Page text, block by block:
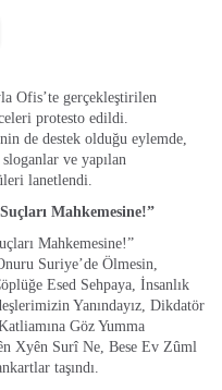
Ofis’te gerçekleştirilen
protesto edildi.
de destek olduğu eylemde,
ve yapılan
lanetlendi.
Mahkemesine!”
Mahkemesine!”
Suriye’de Ölmesin,
Esed Sehpaya, İnsanlık
Yanındayız, Dikdatör
Göz Yumma
Xyên Surî Ne, Bese Ev Zûml
taşındı.